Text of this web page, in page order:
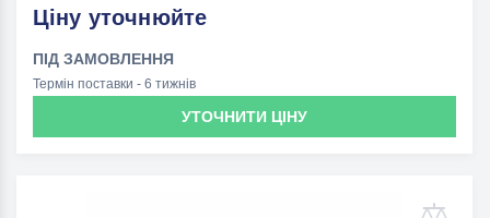
Ціну уточнюйте
ПІД ЗАМОВЛЕННЯ
Термін поставки - 6 тижнів
УТОЧНИТИ ЦІНУ